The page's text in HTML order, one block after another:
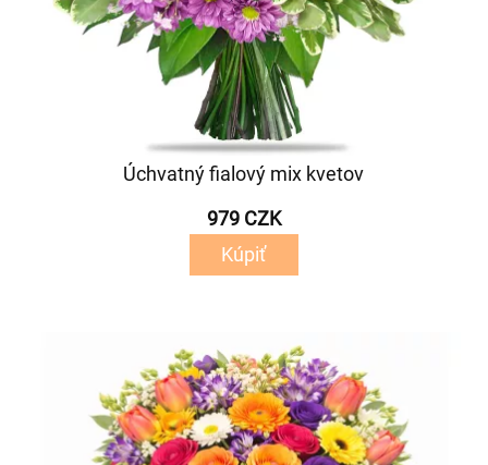
Úchvatný fialový mix kvetov
979 CZK
Kúpiť